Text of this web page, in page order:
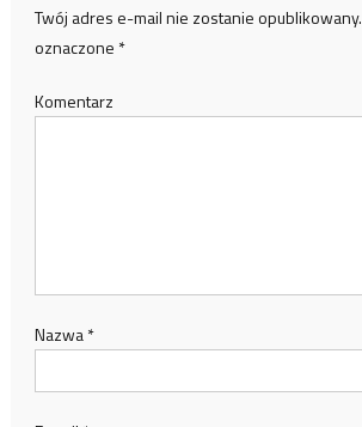
Twój adres e-mail nie zostanie opublikowany.
oznaczone *
Komentarz
Nazwa*